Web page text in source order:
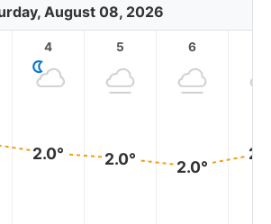
August 08, 2026
4
2.0°
5
2.0°
6
2.0°